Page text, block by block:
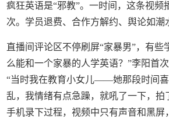
疯狂英语是“邪教”。一时间，这条视频
次。学员退费、合作方解约、舆论如潮
直播间评论区不停刷屏“家暴男”，有些
么能和一个家暴的人学英语？”李阳首
“当时我在教育小女儿——她那段时间
乱，我情绪有点急躁，就吼了一下，拍
手机录下过程，视频中只有声音和黑屏